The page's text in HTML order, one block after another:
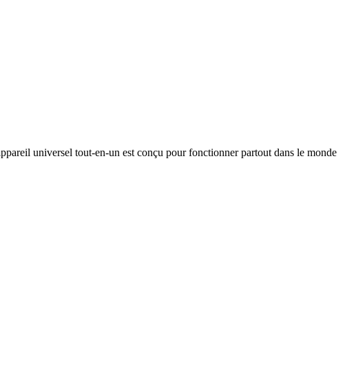
universel tout-en-un est conçu pour fonctionner partout dans le monde